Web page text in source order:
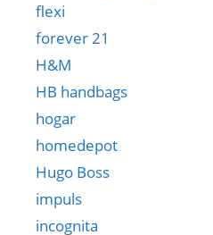
flexi
forever 21
H&M
HB handbags
hogar
homedepot
Hugo Boss
impuls
incognita